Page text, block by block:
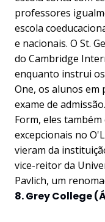
professores
escola
e nacionais. O St.
do Cambridge
enquanto instrui
One, os alunos em
exame de
Form, eles
excepcionais no
vieram da
vice-reitor da
Pavlich, um
8. Grey College